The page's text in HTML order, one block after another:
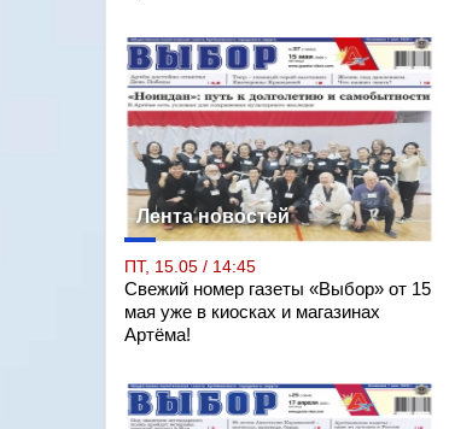
Лента новостей
ПТ, 15.05 / 14:45
Свежий номер газеты «Выбор» от 15
мая уже в киосках и магазинах
Артёма!